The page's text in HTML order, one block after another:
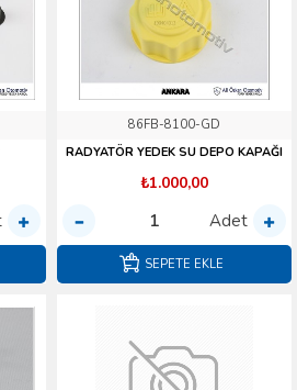
86FB-8100-GD
RADYATÖR YEDEK SU DEPO KAPAĞI
₺1.000,00
Adet
SEPETE EKLE